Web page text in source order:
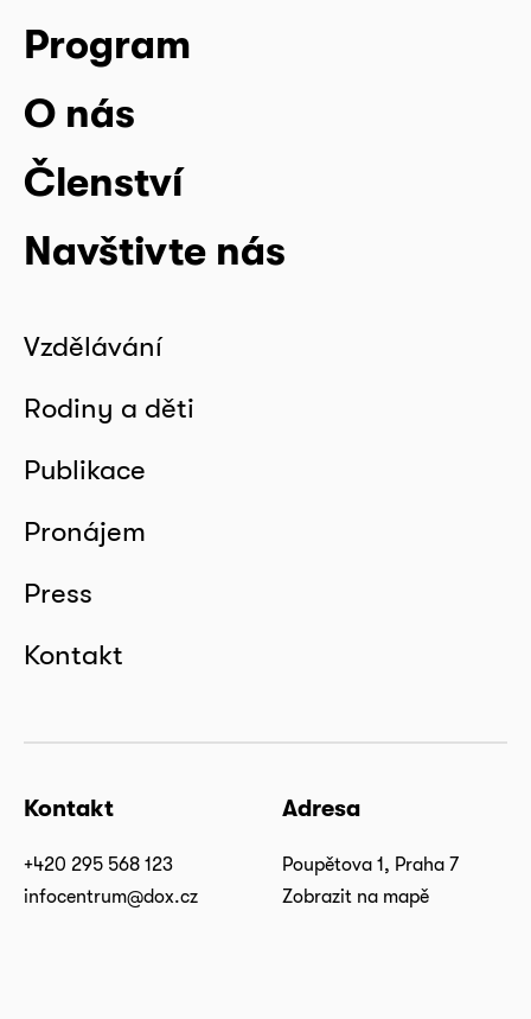
Program
O nás
Členství
Navštivte nás
Vzdělávání
Rodiny a děti
Publikace
Pronájem
Press
Kontakt
Kontakt
+420 295 568 123
infocentrum@dox.cz
Adresa
Poupětova 1, Praha 7
Zobrazit na mapě